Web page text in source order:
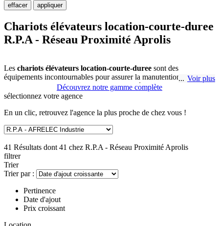
effacer appliquer
Chariots élévateurs location-courte-duree
R.P.A - Réseau Proximité Aprolis
Les chariots élévateurs location-courte-duree sont des
équipements incontournables pour assurer la manutention de charges
lourdes dans de nombreux secteurs d'activité. Chez R.P.A - Réseau
Proximité Aprolis, nous proposons une large sélection de chariots
ayez besoin de soulever des palettes ou de manipuler des matériaux,
Noschariots élévateurs multimarques électriques sont parfaits
pour les environnements intérieurs tels que les entrepôts, car ils sont
silencieux, faciles à manœuvrer et respectueux de l'environnement.
Leur fonctionnement sans émissions polluantes en fait un choix idéal
pour les entreprises qui cherchent à réduire leur empreinte
écologique tout en maintenant un haut niveau de productivité.
Pour les environnements extérieurs les plus exigeants, nous
proposons des chariots élévateurs thermiques à gaz ou diesel. Ces
Voir plus
Découvrez notre gamme complète
sélectionnez votre agence
En un clic, retrouvez l'agence la plus proche de chez vous !
41 Résultats dont 41 chez R.P.A - Réseau Proximité Aprolis
filtrer
Trier
Trier par :
Pertinence
Date d'ajout
Prix croissant